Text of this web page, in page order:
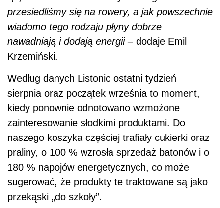
przesiedliśmy się na rowery, a jak powszechnie
wiadomo tego rodzaju płyny dobrze
nawadniają i dodają energii – dodaje Emil
Krzemiński.
Według danych Listonic ostatni tydzień
sierpnia oraz początek września to moment,
kiedy ponownie odnotowano wzmożone
zainteresowanie słodkimi produktami. Do
naszego koszyka częściej trafiały cukierki oraz
praliny, o 100 % wzrosła sprzedaż batonów i o
180 % napojów energetycznych, co może
sugerować, że produkty te traktowane są jako
przekąski „do szkoły”.